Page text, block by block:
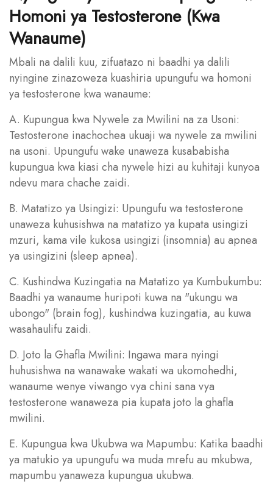
Homoni ya Testosterone (Kwa
Wanaume)
Mbali na dalili kuu, zifuatazo ni baadhi ya dalili
nyingine zinazoweza kuashiria upungufu wa homoni
ya testosterone kwa wanaume:
A. Kupungua kwa Nywele za Mwilini na za Usoni:
Testosterone inachochea ukuaji wa nywele za mwilini
na usoni. Upungufu wake unaweza kusababisha
kupungua kwa kiasi cha nywele hizi au kuhitaji kunyoa
ndevu mara chache zaidi.
B. Matatizo ya Usingizi: Upungufu wa testosterone
unaweza kuhusishwa na matatizo ya kupata usingizi
mzuri, kama vile kukosa usingizi (insomnia) au apnea
ya usingizini (sleep apnea).
C. Kushindwa Kuzingatia na Matatizo ya Kumbukumbu:
Baadhi ya wanaume huripoti kuwa na "ukungu wa
ubongo" (brain fog), kushindwa kuzingatia, au kuwa
wasahaulifu zaidi.
D. Joto la Ghafla Mwilini: Ingawa mara nyingi
huhusishwa na wanawake wakati wa ukomohedhi,
wanaume wenye viwango vya chini sana vya
testosterone wanaweza pia kupata joto la ghafla
mwilini.
E. Kupungua kwa Ukubwa wa Mapumbu: Katika baadhi
ya matukio ya upungufu wa muda mrefu au mkubwa,
mapumbu yanaweza kupungua ukubwa.